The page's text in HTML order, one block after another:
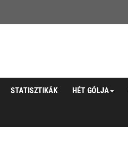
STATISZTIKÁK HÉT GÓLJA